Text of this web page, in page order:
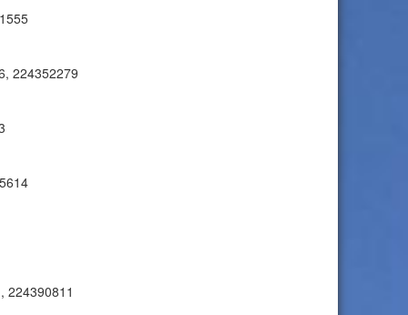
224352279
224390811